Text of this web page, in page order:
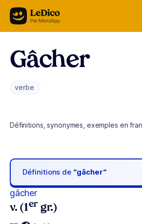
Aller au contenu
Gâcher
verbe
Définitions, synonymes, exemples en
Définitions de “gâcher“
gâcher
v. (1er gr.)